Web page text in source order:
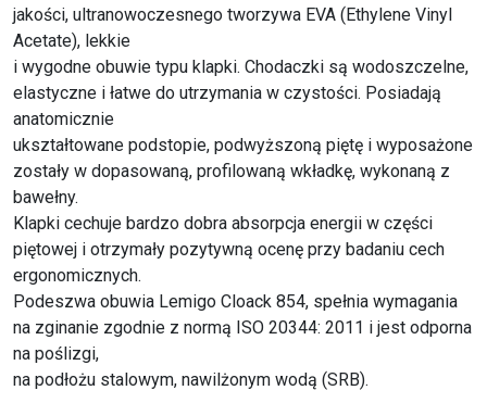
jakości, ultranowoczesnego tworzywa EVA (Ethylene Vinyl
Acetate), lekkie
i wygodne obuwie typu klapki. Chodaczki są wodoszczelne,
elastyczne i łatwe do utrzymania w czystości. Posiadają
anatomicznie
ukształtowane podstopie, podwyższoną piętę i wyposażone
zostały w dopasowaną, profilowaną wkładkę, wykonaną z
bawełny.
Klapki cechuje bardzo dobra absorpcja energii w części
piętowej i otrzymały pozytywną ocenę przy badaniu cech
ergonomicznych.
Podeszwa obuwia Lemigo Cloack 854, spełnia wymagania
na zginanie zgodnie z normą ISO 20344: 2011 i jest odporna
na poślizgi,
na podłożu stalowym, nawilżonym wodą (SRB).